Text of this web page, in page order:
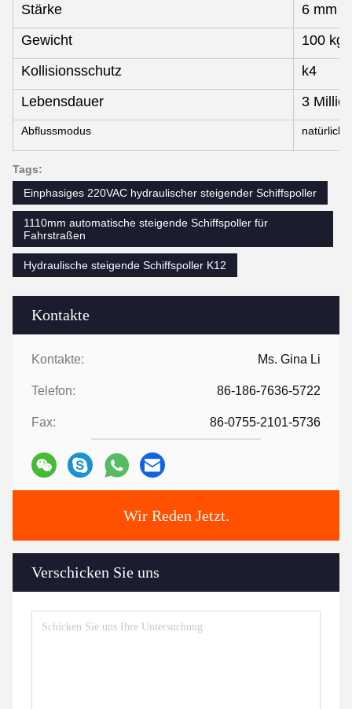
Kontakte
Kontakte: Ms. Gina Li
Telefon: 86-186-7636-5722
Fax: 86-0755-2101-5736
Wir Reden Jetzt.
Verschicken Sie uns
Stärke
6 mm
Gewicht
100 kg
Kollisionsschutz
k4
Lebensdauer
3
Abflussmodus
Tags:
Einphasiges 220VAC hydraulischer steigender Schiffspoller
1110mm automatische steigende Schiffspoller für
Fahrstraßen
Hydraulische steigende Schiffspoller K12